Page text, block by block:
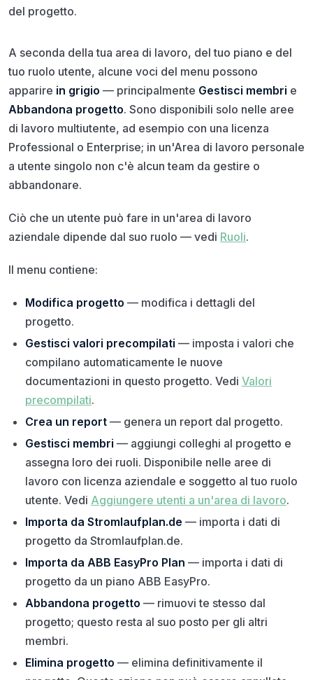
del progetto.
A seconda della tua area di lavoro, del tuo piano e del
tuo ruolo utente, alcune voci del menu possono
apparire in grigio — principalmente Gestisci membri e
Abbandona progetto. Sono disponibili solo nelle aree
di lavoro multiutente, ad esempio con una licenza
Professional o Enterprise; in un'Area di lavoro personale
a utente singolo non c'è alcun team da gestire o
abbandonare.
Ciò che un utente può fare in un'area di lavoro
aziendale dipende dal suo ruolo — vedi Ruoli.
Il menu contiene:
Modifica progetto — modifica i dettagli del
progetto.
Gestisci valori precompilati — imposta i valori che
compilano automaticamente le nuove
documentazioni in questo progetto. Vedi Valori
precompilati.
Crea un report — genera un report dal progetto.
Gestisci membri — aggiungi colleghi al progetto e
assegna loro dei ruoli. Disponibile nelle aree di
lavoro con licenza aziendale e soggetto al tuo ruolo
utente. Vedi Aggiungere utenti a un'area di lavoro.
Importa da Stromlaufplan.de — importa i dati di
progetto da Stromlaufplan.de.
Importa da ABB EasyPro Plan — importa i dati di
progetto da un piano ABB EasyPro.
Abbandona progetto — rimuovi te stesso dal
progetto; questo resta al suo posto per gli altri
membri.
Elimina progetto — elimina definitivamente il